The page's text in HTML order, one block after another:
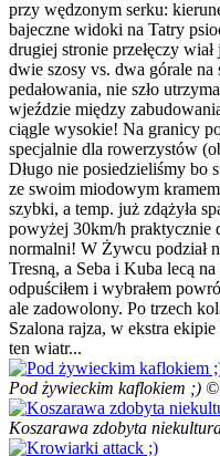
przy wędzonym serku:
bajeczne widoki na Tatry
drugiej stronie przełęczy
dwie szosy vs. dwa górale na
pedałowania, nie szło
wjeździe między
ciągle wysokie! Na granicy
specjalnie dla rowerzystów
Długo nie posiedzieliśmy bo
ze swoim miodowym
szybki, a temp. już zdążyła
powyżej 30km/h praktycznie
normalni! W Żywcu podział
Tresną, a Seba i Kuba lecą
odpuściłem i wybrałem
ale zadowolony. Po trzech
Szalona rajza, w ekstra
ten wiatr...
Pod żywieckim kaflokiem ;)
Koszarawa zdobyta